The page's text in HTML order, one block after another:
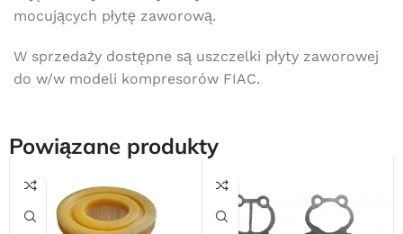
mocujących płytę zaworową.
W sprzedaży dostępne są uszczelki płyty zaworowej
do w/w modeli kompresorów FIAC.
Powiązane produkty